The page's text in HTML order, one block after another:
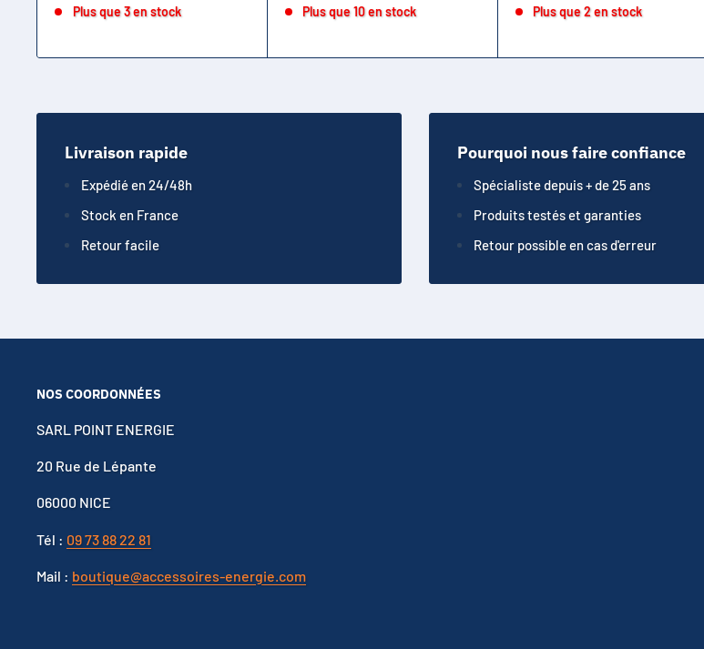
Plus que 3 en stock
Plus que 10 en stock
Plus que 2 en stock
Livraison rapide
Expédié en 24/48h
Stock en France
Retour facile
Pourquoi nous faire confiance
Spécialiste depuis + de 25 ans
Produits testés et garanties
Retour possible en cas d'erreur
NOS COORDONNÉES
SARL POINT ENERGIE
20 Rue de Lépante
06000 NICE
Tél : 09 73 88 22 81
Mail : boutique@accessoires-energie.com